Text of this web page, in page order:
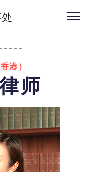
港）
师